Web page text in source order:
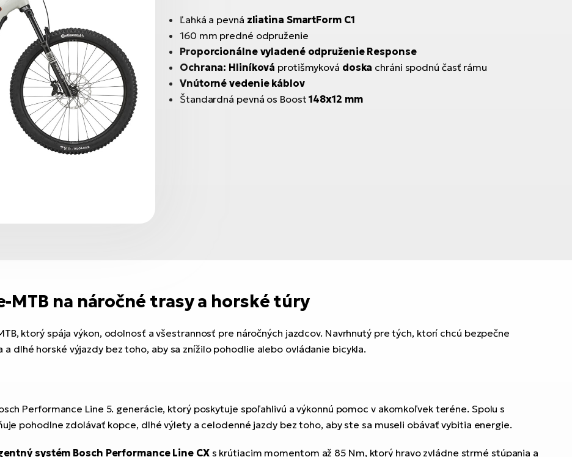
Ľahká a pevná zliatina SmartForm C1
160 mm predné odpruženie
Proporcionálne vyladené odpruženie Response
Ochrana: Hliníková protišmyková doska chráni spodnú časť rámu
Vnútorné vedenie káblov
Štandardná pevná os Boost148x12 mm
MTB na náročné trasy a horské túry
ktorý spája výkon, odolnosť a všestrannosť pre náročných jazdcov. Navrhnutý pre tých, ktorí chcú bezpečne
dlhé horské výjazdy bez toho, aby sa znížilo pohodlie alebo ovládanie bicykla.
Performance Line 5. generácie, ktorý poskytuje spoľahlivú a výkonnú pomoc v akomkoľvek teréne. Spolu s
pohodlne zdolávať kopce, dlhé výlety a celodenné jazdy bez toho, aby ste sa museli obávať vybitia energie.
systém Bosch Performance Line CXs krútiacim momentom až 85 Nm, ktorý hravo zvládne strmé stúpania a